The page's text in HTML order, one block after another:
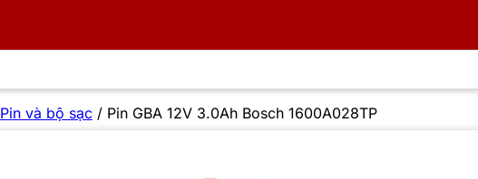
Pin và bộ sạc / Pin GBA 12V 3.0Ah Bosch 1600A028TP